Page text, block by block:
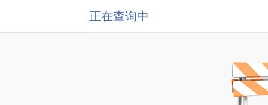
正在查询中